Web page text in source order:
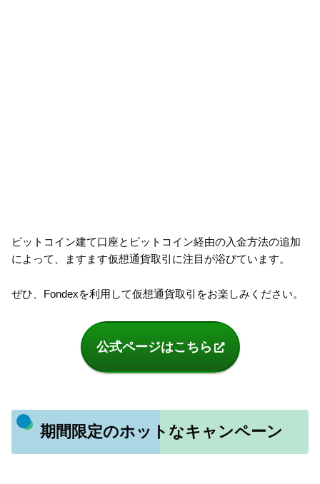
ビットコイン建て口座とビットコイン経由の入金方法の追加
によって、ますます仮想通貨取引に注目が浴びています。
ぜひ、Fondexを利用して仮想通貨取引をお楽しみください。
公式ページはこちら
期間限定のホットなキャンペーン